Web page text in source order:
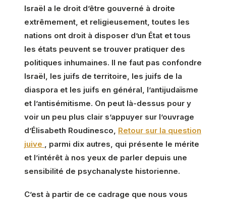
Israël a le droit d’être gouverné à droite
extrêmement, et religieusement, toutes les
nations ont droit à disposer d’un État et tous
les états peuvent se trouver pratiquer des
politiques inhumaines. Il ne faut pas confondre
Israël, les juifs de territoire, les juifs de la
diaspora et les juifs en général, l’antijudaïsme
et l’antisémitisme. On peut là-dessus pour y
voir un peu plus clair s’appuyer sur l’ouvrage
d’Élisabeth Roudinesco, Retour sur la question
juive , parmi dix autres, qui présente le mérite
et l’intérêt à nos yeux de parler depuis une
sensibilité de psychanalyste historienne.
C’est à partir de ce cadrage que nous vous